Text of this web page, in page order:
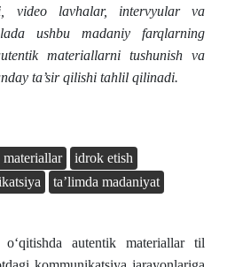
video lavhalar, intervyular va
ushbu madaniy farqlarning
materiallarni tushunish va
ta’sir qilishi tahlil qilinadi.
idrok etish
ta’limda madaniyat
autentik materiallar til